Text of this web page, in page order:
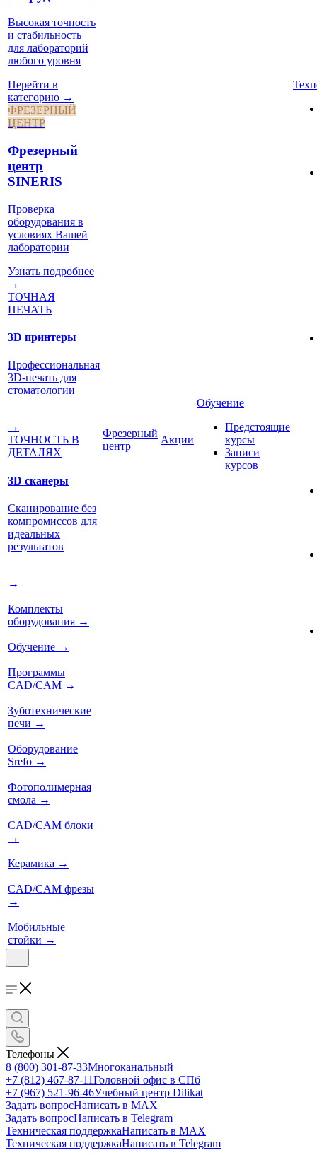
Высокая точность
и стабильность
для лабораторий
любого уровня
Перейти в
категорию →
ФРЕЗЕРНЫЙ
ЦЕНТР
Фрезерный
центр
SINERIS
Проверка
оборудования в
условиях Вашей
лаборатории
Узнать подробнее
→
ТОЧНАЯ
ПЕЧАТЬ
3D принтеры
Профессиональная
3D-печать для
стоматологии
→
ТОЧНОСТЬ В
ДЕТАЛЯХ
3D сканеры
Сканирование без
компромиссов для
идеальных
результатов
→
Комплекты
оборудования →
Обучение →
Программы
CAD/CAM →
Зуботехнические
печи →
Оборудование
Srefo →
Фотополимерная
смола →
CAD/CAM блоки
→
Керамика →
CAD/CAM фрезы
→
Мобильные
стойки →
Фрезерный
центр
Акции
Обучение
Предстоящие
курсы
Записи
курсов
Телефоны
8 (800) 301-87-33Многоканальный
+7 (812) 467-87-11Головной офис в СПб
+7 (967) 521-96-46Учебный центр Dilikat
Задать вопросНаписать в MAX
Задать вопросНаписать в Telegram
Техническая поддержкаНаписать в MAX
Техническая поддержкаНаписать в Telegram